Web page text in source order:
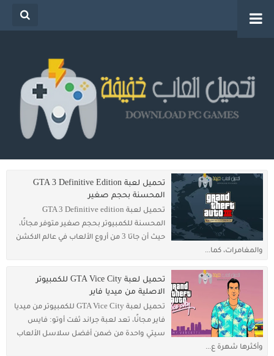
تحميل العاب خفيفة للكمبيوتر من ميديا فاير للاجهزة
الضعيفة
تحميل لعبة GTA 3 Definitive Edition
المحسنة بحجم صغير
تحميل لعبة GTA 3 Definitive edition
المحسنة للكمبيوتر بحجم صغير متوفر مجانًا،
حيث أن جاتا 3 من أروع الألعاب في عالم الاكشن
والمغامرات، كما...
تحميل لعبة GTA Vice City للكمبيوتر
الاصلية من ميديا فاير
تحميل لعبة GTA Vice City للكمبيوتر من ميديا
فاير مجانًا، تعد لعبة جراند ثفت أوتو: فايس
سيتي واحدة من ضمن أفضل سلاسل الألعاب
وأكثرها شهرة ع...